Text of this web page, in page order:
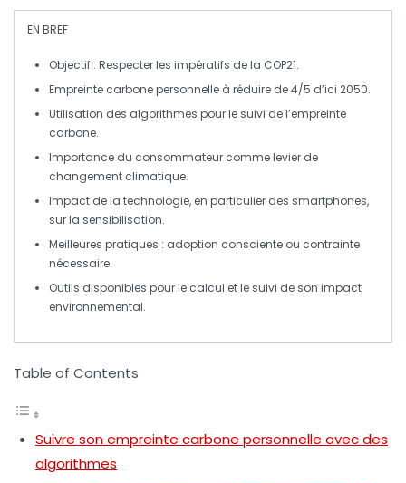
EN BREF
Objectif : Respecter les impératifs de la COP21.
Empreinte carbonepersonnelle à réduire de4/5 d’ici 2050.
Utilisation des algorithmes pour le suivi de l’empreinte
carbone.
Importance du consommateur comme levier de
changement climatique.
Impact de la technologie, en particulier des smartphones,
sur la sensibilisation.
Meilleures pratiques : adoption consciente ou contrainte
nécessaire.
Outils disponibles pour le calcul et le suivi de son impact
environnemental.
Table of Contents
Suivre son empreinte carbone personnelle avec des
algorithmes